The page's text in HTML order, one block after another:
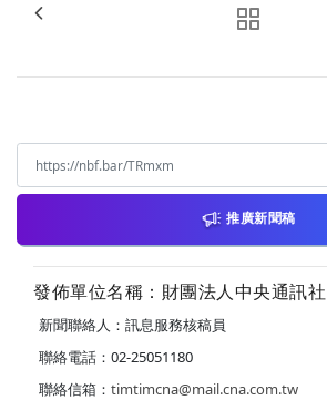
推廣新聞稿
發佈單位名稱：財團法人中央通訊社
新聞聯絡人：訊息服務核稿員
聯絡電話：02-25051180
聯絡信箱： timtimcna@mail.cna.com.tw